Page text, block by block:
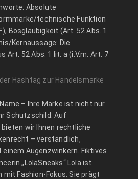
Absolute
technische Funktion
Bösgläubigkeit (Art. 52 Abs. 1
Kernaussage: Die
Art. 52 Abs. 1 lit. a (i.V.m. Art. 7
Hashtag zur Handelsmarke
– Ihre Marke ist nicht nur
Schutzschild. Auf
wir Ihnen rechtliche
– verständlich,
Augenzwinkern. Fiktives
„LolaSneaks“ Lola ist
mit Fashion-Fokus. Sie prägt